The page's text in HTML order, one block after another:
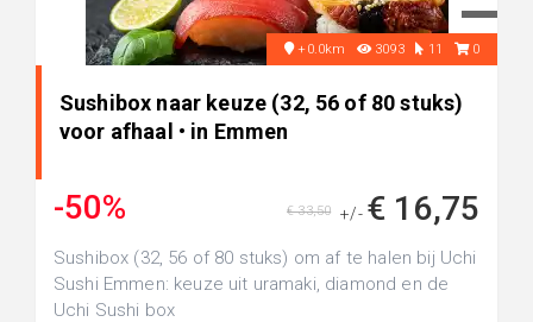
+0.0km 3093 11 0
Sushibox naar keuze (32, 56 of 80 stuks)
voor afhaal • in Emmen
-50% +/- € 16,75
€ 33,50
Sushibox (32, 56 of 80 stuks) om af te halen bij Uchi
Sushi Emmen: keuze uit uramaki, diamond en de
Uchi Sushi box